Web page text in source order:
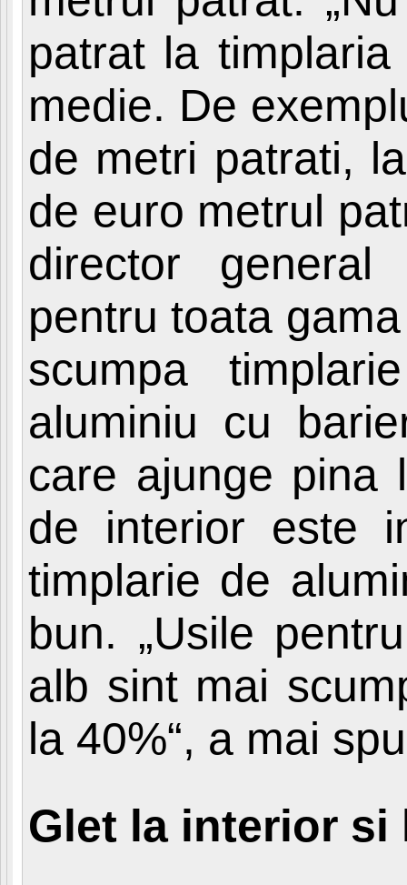
patrat la
medie. De
de metri patrati,
de euro metrul
director general
pentru toata
scumpa
aluminiu cu
care ajunge pina
de interior este
timplarie de
bun. „Usile
alb sint mai
la 40%“, a mai
Glet la interior si